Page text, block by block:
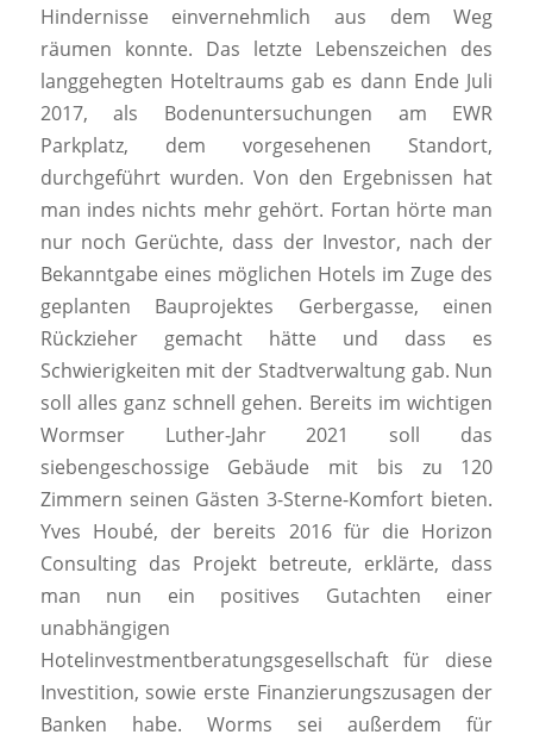
Hindernisse einvernehmlich aus dem Weg
räumen konnte. Das letzte Lebenszeichen des
langgehegten Hoteltraums gab es dann Ende Juli
2017, als Bodenuntersuchungen am EWR
Parkplatz, dem vorgesehenen Standort,
durchgeführt wurden. Von den Ergebnissen hat
man indes nichts mehr gehört. Fortan hörte man
nur noch Gerüchte, dass der Investor, nach der
Bekanntgabe eines möglichen Hotels im Zuge des
geplanten Bauprojektes Gerbergasse, einen
Rückzieher gemacht hätte und dass es
Schwierigkeiten mit der Stadtverwaltung gab. Nun
soll alles ganz schnell gehen. Bereits im wichtigen
Wormser Luther-Jahr 2021 soll das
siebengeschossige Gebäude mit bis zu 120
Zimmern seinen Gästen 3-Sterne-Komfort bieten.
Yves Houbé, der bereits 2016 für die Horizon
Consulting das Projekt betreute, erklärte, dass
man nun ein positives Gutachten einer
unabhängigen
Hotelinvestmentberatungsgesellschaft für diese
Investition, sowie erste Finanzierungszusagen der
Banken habe. Worms sei außerdem für